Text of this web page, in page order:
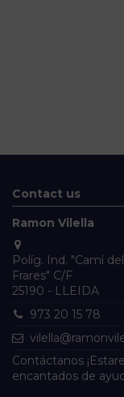
Contact us
Ramon Vilella
Políg. Ind. "Camí
Frares" C/F
25190 - LLEIDA
973 20 15 78
Contáctanos
encantados de